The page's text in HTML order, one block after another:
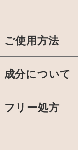
ご使用方法
よくかき混ぜてから
●バスオイルを混ぜ
と気分に合わせて選
量）を入れ、よくか
成分について
ルグルタミン酸Na、
フリー処方